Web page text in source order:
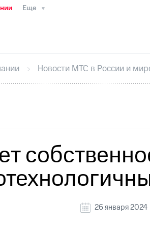
Еще
ИнтервьюФинансовая
секретарьРаскрытие
кабинет акционера
Новости МТС в России и
26 января 2024